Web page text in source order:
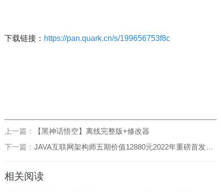
下载链接： https://pan.quark.cn/s/199656753f8c
上一篇：
【黑神话悟空】离线完整版+修改器
下一篇：JAVA互联网架构师五期价值12880元2022年重磅首发无秘包更新
相关阅读